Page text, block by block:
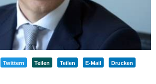
Twittern Teilen Teilen E-Mail Drucken